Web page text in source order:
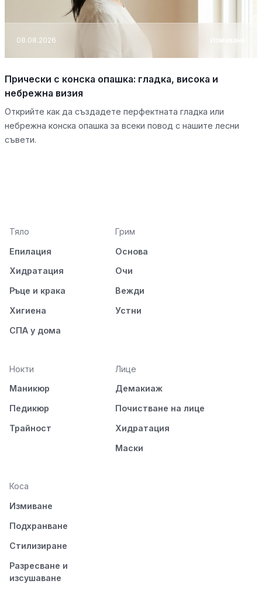
08.08.2026 Измиване
Прически с конска опашка: гладка, висока и
небрежна визия
Открийте как да създадете перфектната гладка или
небрежна конска опашка за всеки повод с нашите лесни
съвети.
Тяло
Епилация
Хидратация
Ръце и крака
Хигиена
СПА у дома
Грим
Основа
Очи
Вежди
Устни
Нокти
Маникюр
Педикюр
Трайност
Лице
Демакиаж
Почистване на лице
Хидратация
Маски
Коса
Измиване
Подхранване
Стилизиране
Разресване и
изсушаване